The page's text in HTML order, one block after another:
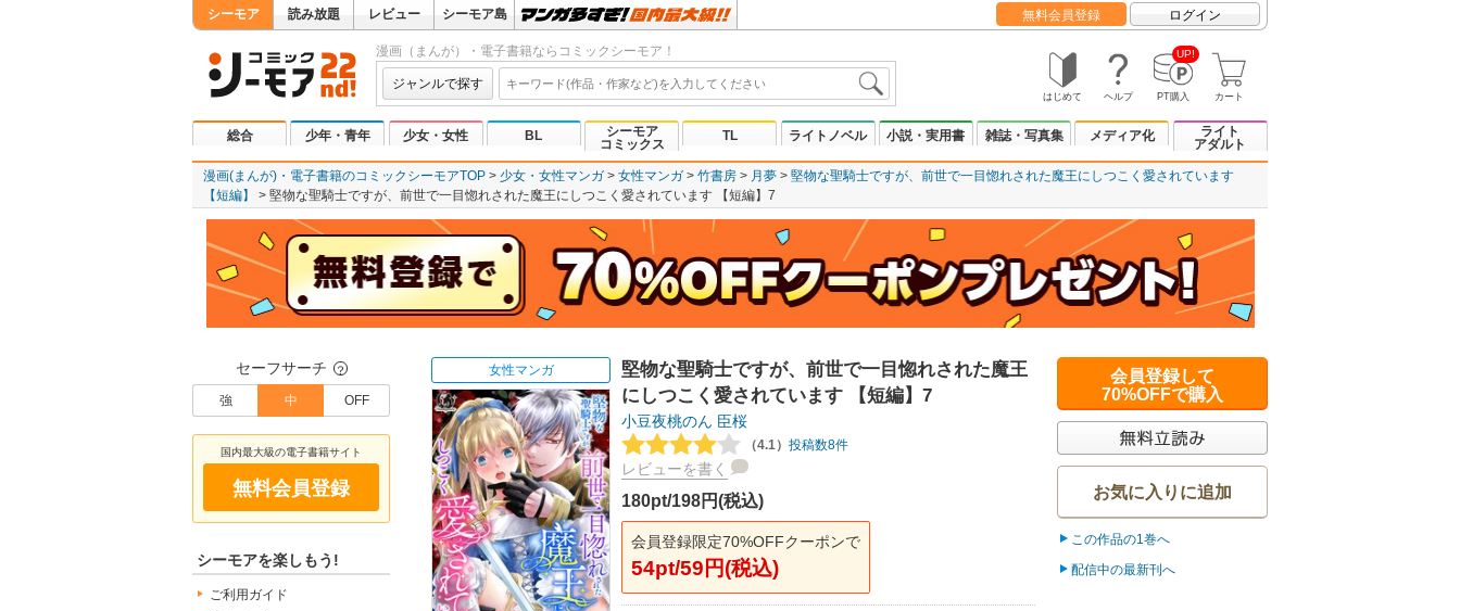
シーモア 読み放題 レビュー シーモア島 無料会員登録 ログイン
漫画（まんが）・電子書籍ならコミックシーモア！
ジャンルで探す
はじめて ヘルプ
UP!
PT購入 カート
総合 少年・青年 少女・女性 BL
シーモア
コミックス
TL ライトノベル 小説・実用書 雑誌・写真集 メディア化
ライト
アダルト
漫画(まんが)・電子書籍のコミックシーモアTOP 少女・女性マンガ 女性マンガ 竹書房 月夢
堅物な聖騎士ですが、前世で一目惚れされた魔王にしつこく愛されています
【短編】
堅物な聖騎士ですが、前世で一目惚れされた魔王にしつこく愛されています 【短編】7
セーフサーチ ？
強 中 OFF
国内最大級の電子書籍サイト
無料会員登録
シーモアを楽しもう!
ご利用ガイド
女性マンガ
堅物な聖騎士ですが、前世で一目惚れされた魔王
にしつこく愛されています 【短編】7
小豆夜桃のん 臣桜
（4.1） 投稿数8件
レビューを書く
180pt/198円(税込)
会員登録限定70%OFFクーポンで
54pt/59円(税込)
会員登録して
70%OFFで購入
お気に入りに追加
この作品の1巻へ
配信中の最新刊へ